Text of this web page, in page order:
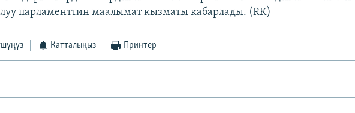
парламенттин маалымат кызматы кабарлады. (RK)
Катталыңыз Принтер